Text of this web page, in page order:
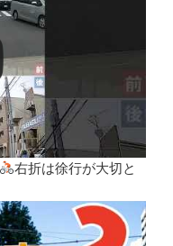
右折は徐行が大切と